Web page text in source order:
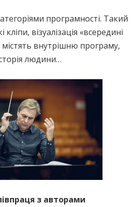
програмності. Такий
кліпи, візуалізація «всередині
внутрішню програму,
людини…
з авторами